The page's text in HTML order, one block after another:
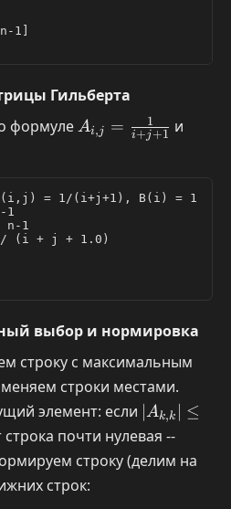
1]
Гильберта
формуле A_{i,j}
{i+j+1}
Ai,j = i+j+1
1
и
= 1/(i+j+1), B(i) = 1
1
n-1
(i + j + 1.0)
выбор и нормировка
строку с максимальным
строки местами.
элемент: если |A_{k,k}|
\le
\cdot
Ak,k ≤
строка почти нулевая --
строку (делим на
строк: